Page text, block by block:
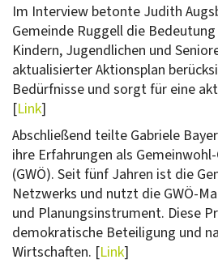
Im Interview betonte Judith
Gemeinde Ruggell die
Kindern, Jugendlichen und
aktualisierter Aktionsplan
Bedürfnisse und sorgt für eine
[Link]
Abschließend teilte Gabriele
ihre Erfahrungen als
(GWÖ). Seit fünf Jahren ist die
Netzwerks und nutzt die GWÖ-
und Planungsinstrument. Diese
demokratische Beteiligung und
Wirtschaften. [Link]